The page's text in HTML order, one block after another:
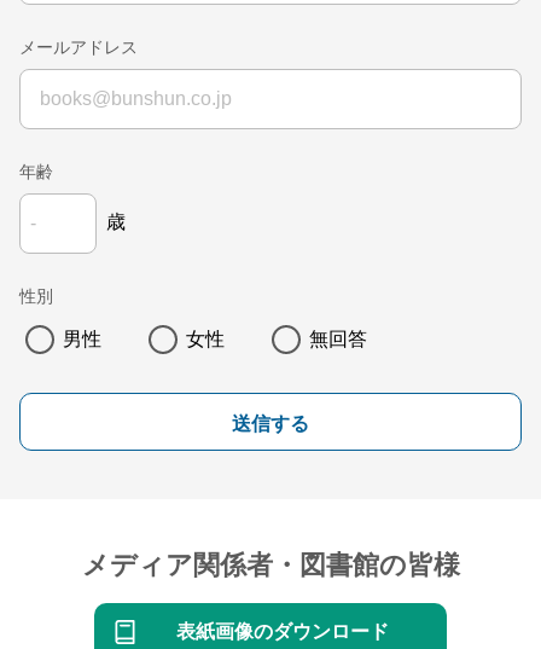
メールアドレス
年齢
歳
性別
男性 女性 無回答
送信する
メディア関係者・図書館の皆様
表紙画像のダウンロード